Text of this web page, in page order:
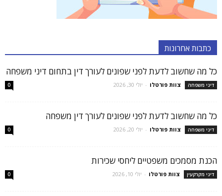
כתבות אחרונות
כל מה שחשוב לדעת לפני שפונים לעורך דין בתחום דיני משפחה
דיני משפחה צוות פורטלו - יולי 30, 2026 0
כל מה שחשוב לדעת לפני שפונים לעורך דין משפחה
דיני משפחה צוות פורטלו - יולי 20, 2026 0
הכנת מסמכים משפטיים ליחסי שכירות
דיני מקרקעין צוות פורטלו - יולי 10, 2026 0